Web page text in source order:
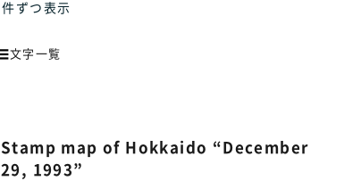
件ずつ表示
文字一覧
Stamp map of Hokkaido “December
29, 1993”